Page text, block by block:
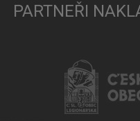
PARTNEŘI